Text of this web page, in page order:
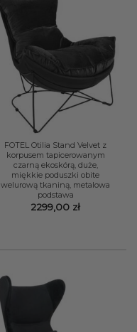
FOTEL Otilia Stand Velvet z
korpusem tapicerowanym
czarną ekoskórą, duże,
miękkie poduszki obite
welurową tkaniną, metalowa
podstawa
2299,00 zł